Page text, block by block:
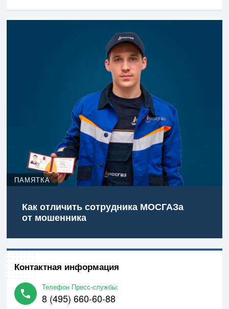
ПАМЯТКА
Как отличить сотрудника МОСГАЗа
от мошенника
Контактная информация
Телефон Пресс-службы:
8 (495) 660-60-88